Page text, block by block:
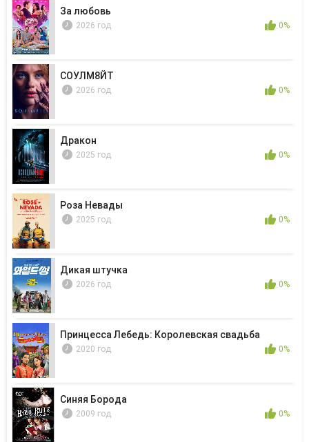
За любовь
2026 год 0%
СОУЛМ8ЙТ
2026 год 0%
Дракон
2025 год 0%
Роза Невады
2025 год 0%
Дикая штучка
2026 год 0%
Принцесса Лебедь: Королевская свадьба
2020 год 0%
Синяя Борода
2009 год 0%